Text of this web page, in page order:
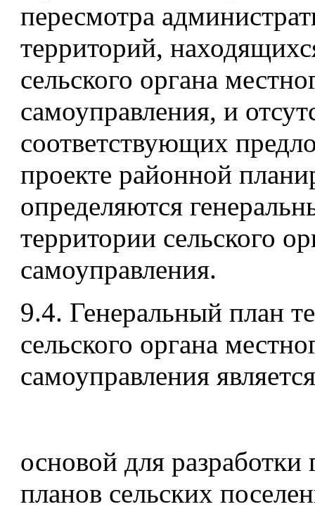
пересмотра
территорий,
сельского органа
самоуправления, и
соответствующих
проекте районной
определяются
территории сельского
самоуправления.
9.4. Генеральный план
сельского органа
самоуправления
основой для разработки
планов сельских